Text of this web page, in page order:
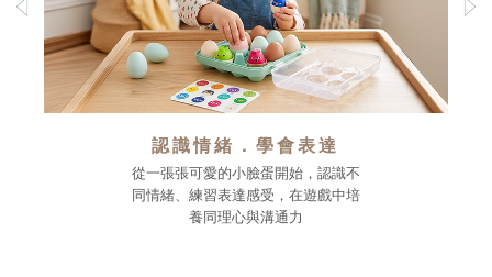
認識情緒．學會表達
從一張張可愛的小臉蛋開始，認識不
同情緒、練習表達感受，在遊戲中培
養同理心與溝通力